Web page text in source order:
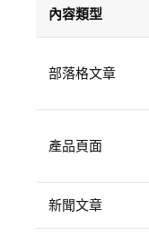
內容類型
部落格文章
產品頁面
新聞文章